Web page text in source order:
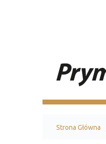
Strona Główna